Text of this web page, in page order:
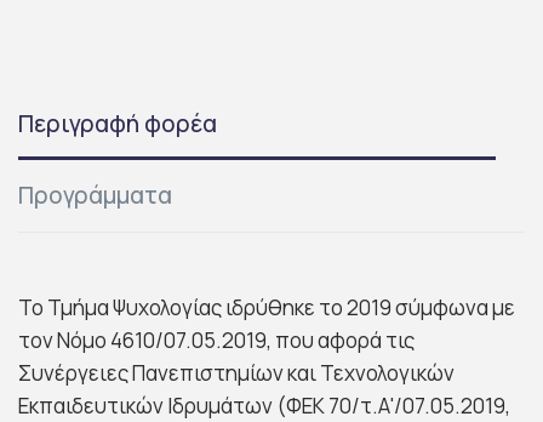
Περιγραφή φορέα
Προγράμματα
Το Τμήμα Ψυχολογίας ιδρύθηκε το 2019 σύμφωνα με
τον Νόμο 4610/07.05.2019, που αφορά τις
Συνέργειες Πανεπιστημίων και Τεχνολογικών
Εκπαιδευτικών Ιδρυμάτων (ΦΕΚ 70/τ.Α'/07.05.2019,